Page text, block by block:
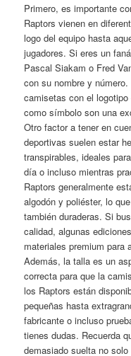
Primero, es importante
Raptors vienen en
logo del equipo hasta
jugadores. Si eres un
Pascal Siakam o Fred
con su nombre y
camisetas con el
como símbolo son una
Otro factor a tener en
deportivas suelen estar
transpirables, ideales
día o incluso mientras
Raptors generalmente
algodón y poliéster, lo
también duraderas. Si
calidad, algunas
materiales premium para
Además, la talla es un
correcta para que la
los Raptors están
pequeñas hasta
fabricante o incluso
tienes dudas. Recuerda
demasiado suelta no